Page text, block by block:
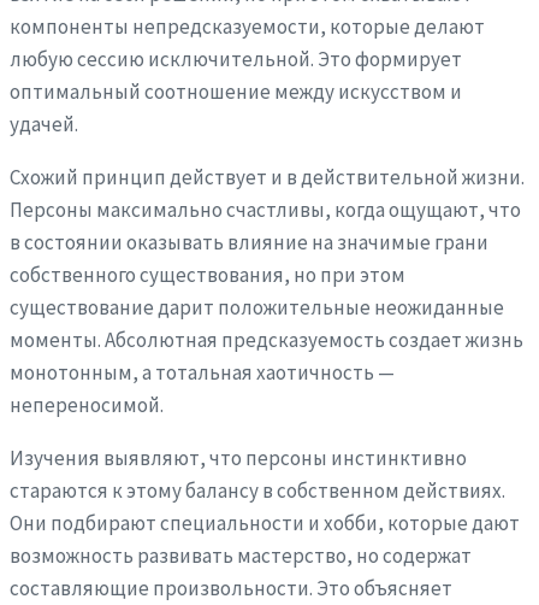
компоненты непредсказуемости, которые делают
любую сессию исключительной. Это формирует
оптимальный соотношение между искусством и
удачей.
Схожий принцип действует и в действительной жизни.
Персоны максимально счастливы, когда ощущают, что
в состоянии оказывать влияние на значимые грани
собственного существования, но при этом
существование дарит положительные неожиданные
моменты. Абсолютная предсказуемость создает жизнь
монотонным, а тотальная хаотичность —
непереносимой.
Изучения выявляют, что персоны инстинктивно
стараются к этому балансу в собственном действиях.
Они подбирают специальности и хобби, которые дают
возможность развивать мастерство, но содержат
составляющие произвольности. Это объясняет